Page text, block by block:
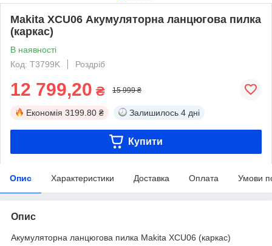
Makita XCU06 Акумуляторна ланцюгова пилка
(каркас)
В наявності
Код: T3799K
Роздріб
12 799,20 ₴ 15 999 ₴
Економія 3199.80 ₴ Залишилось 4 дні
Купити
Опис Характеристики Доставка Оплата Умови
Опис
Акумуляторна ланцюгова пилка Makita XCU06 (каркас)